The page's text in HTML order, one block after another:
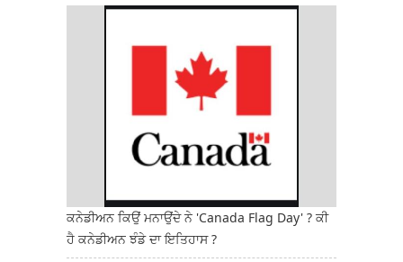
ਕਨੇਡੀਅਨ ਕਿਉਂ ਮਨਾਉਂਦੇ ਨੇ 'Canada Flag Day' ? ਕੀ
ਹੈ ਕਨੇਡੀਅਨ ਝੰਡੇ ਦਾ ਇਤਿਹਾਸ ?